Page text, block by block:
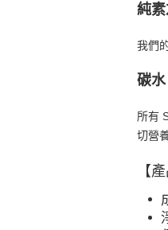
純
我們
碳
所有
切營
【